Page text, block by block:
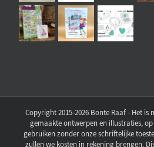
Copyright 2015-2026 Bonte Raaf - Het
gemaakte ontwerpen en illustraties,
gebruiken zonder onze schriftelijke
zullen we kosten in rekening brengen.